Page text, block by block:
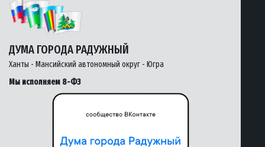
ДУМА ГОРОДА РАДУЖНЫЙ
Ханты - Мансийский автономный округ - Югра
Мы исполняем 8-ФЗ